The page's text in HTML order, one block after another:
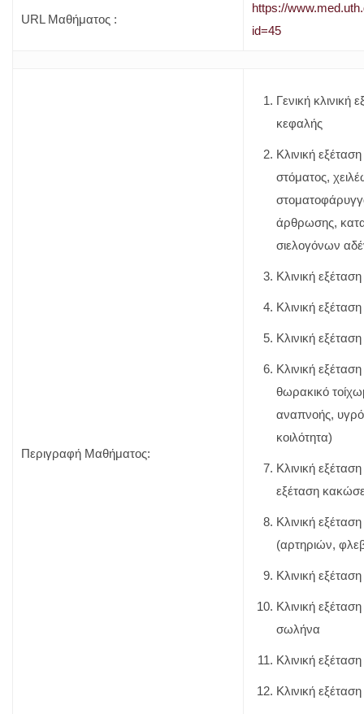
URL Μαθήματος :
https://
id=45
Περιγραφή Μαθήματος:
Γενική κλινική
κεφαλής
Κλινική
στόματος,
άρθρωσης,
σιελογόνων
Κλινική
Κλινική
Κλινική
Κλινική
θωρακικό
αναπνοής,
κοιλότητα)
Κλινική
εξέταση
Κλινική
(αρτηριών,
Κλινική εξέταση
Κλινική
σωλήνα
Κλινική εξέταση
Κλινική